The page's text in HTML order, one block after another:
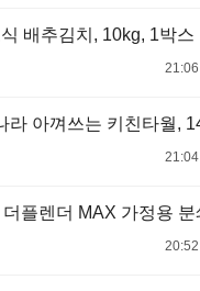
배추김치, 10kg, 1박스
21:06
라 아껴쓰는 키친타월,
21:04
플렌더 MAX 가정용
20:52